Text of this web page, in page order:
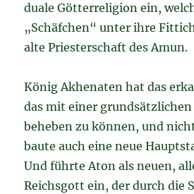
duale Götterreligion ein,
„Schäfchen“ unter ihre
alte Priesterschaft des Amun.
König Akhenaten hat das
das mit einer
beheben zu können, und
baute auch eine neue
Und führte Aton als neuen,
Reichsgott ein, der durch die